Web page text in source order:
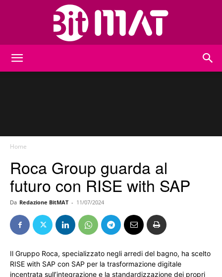
Home
Roca Group guarda al
futuro con RISE with SAP
Da Redazione BitMAT - 11/07/2024
Il Gruppo Roca, specializzato negli arredi del bagno, ha scelto
RISE with SAP con SAP per la trasformazione digitale
incentrata sull’integrazione e la standardizzazione dei propri